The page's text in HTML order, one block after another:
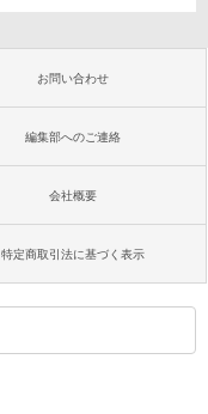
お問い合わせ
編集部へのご連絡
会社概要
特定商取引法に基づく表示